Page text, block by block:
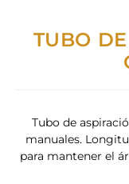
TUBO
Tubo de
manuales.
para mantener el